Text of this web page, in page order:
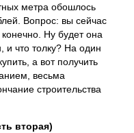
метра обошлось
Вопрос: вы сейчас
конечно. Ну будет она
что толку? На один
а вот получить
весьма
строительства
вторая)